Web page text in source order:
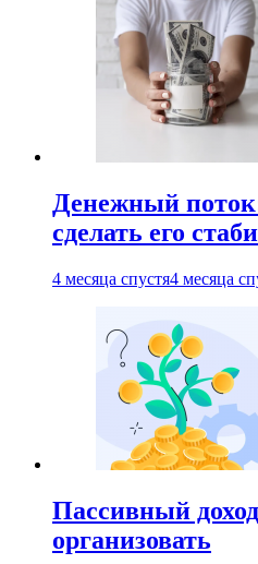
Денежный
сделать его
4 месяца спустя4 месяца
Пассивный
организовать